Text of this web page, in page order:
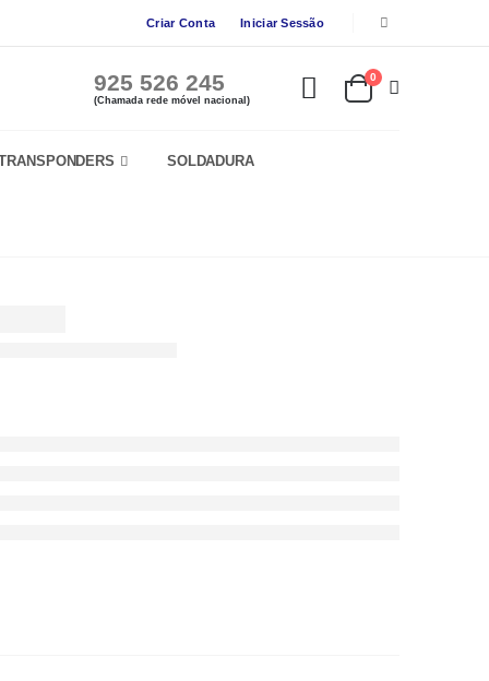
Criar Conta Iniciar Sessão
925 526 245
(Chamada rede móvel nacional)
0
SOLDADURA